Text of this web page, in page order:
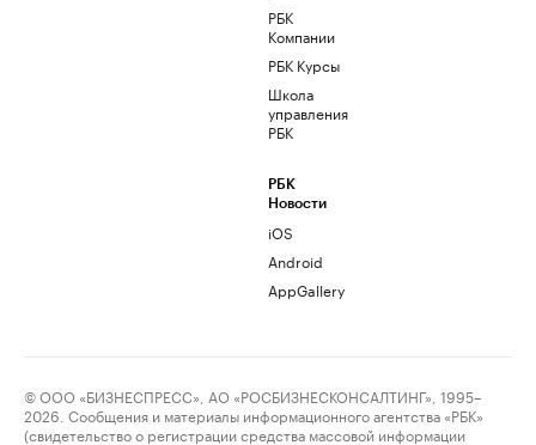
РБК
Компании
РБК Курсы
Школа
управления
РБК
РБК
Новости
iOS
Android
AppGallery
© ООО «БИЗНЕСПРЕСС», АО «РОСБИЗНЕСКОНСАЛТИНГ», 1995–
2026. Сообщения и материалы информационного агентства «РБК»
(свидетельство о регистрации средства массовой информации